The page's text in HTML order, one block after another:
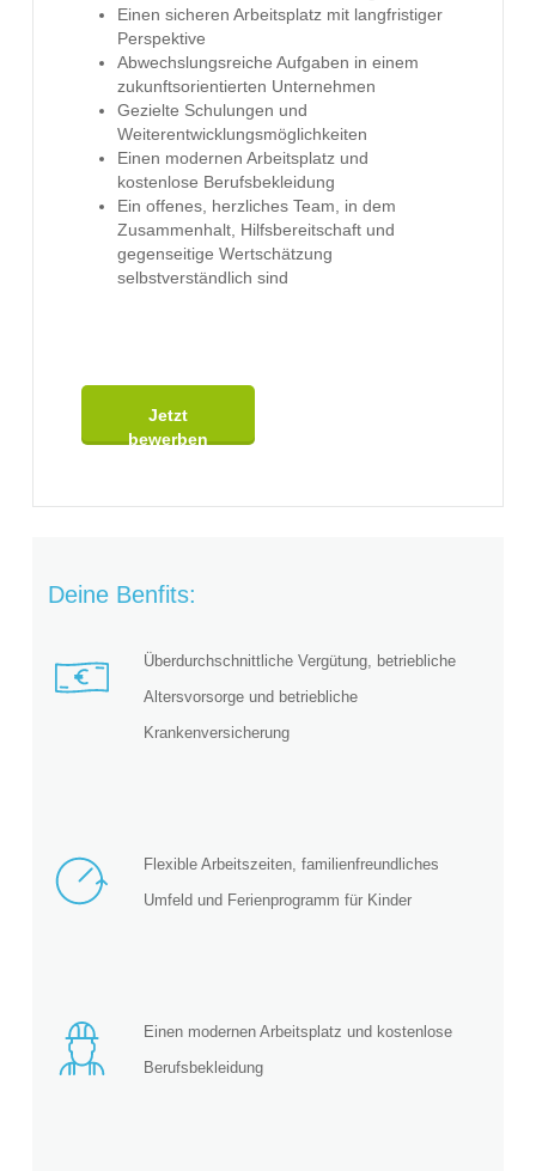
Einen sicheren Arbeitsplatz mit langfristiger
Perspektive
Abwechslungsreiche Aufgaben in einem
zukunftsorientierten Unternehmen
Gezielte Schulungen und
Weiterentwicklungsmöglichkeiten
Einen modernen Arbeitsplatz und
kostenlose Berufsbekleidung
Ein offenes, herzliches Team, in dem
Zusammenhalt, Hilfsbereitschaft und
gegenseitige Wertschätzung
selbstverständlich sind
Jetzt
bewerben
Deine Benfits:
Überdurchschnittliche Vergütung, betriebliche
Altersvorsorge und betriebliche
Krankenversicherung
Flexible Arbeitszeiten, familienfreundliches
Umfeld und Ferienprogramm für Kinder
Einen modernen Arbeitsplatz und kostenlose
Berufsbekleidung